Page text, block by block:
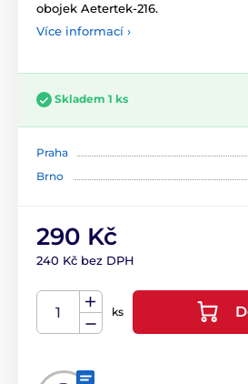
obojek Aetertek-216.
Více informací ›
Skladem 1 ks
Praha
Brno
290 Kč
240 Kč bez DPH
ks